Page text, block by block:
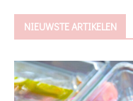
NIEUWSTE ARTIKELEN